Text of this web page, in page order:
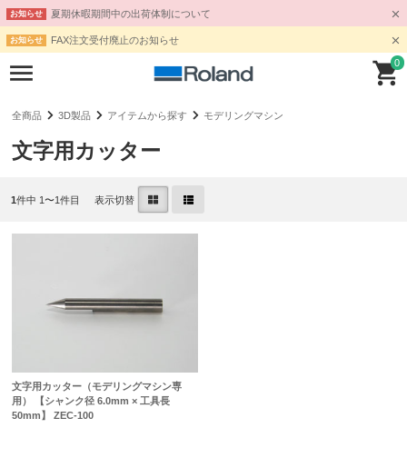
お知らせ 夏期休暇期間中の出荷体制について
お知らせ FAX注文受付廃止のお知らせ
0
全商品 3D製品 アイテムから探す モデリングマシン
文字用カッター
1件中 1〜1件目 表示切替
文字用カッター（モデリングマシン専
用） 【シャンク径 6.0mm × 工具長
50mm】 ZEC-100